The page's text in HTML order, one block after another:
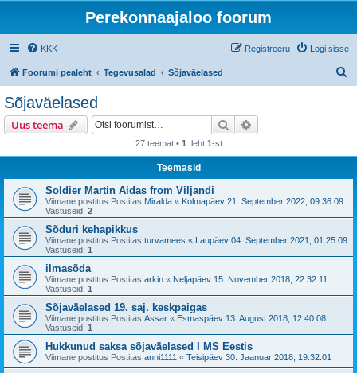
Perekonnaajaloo foorum
KKK Logi sisse
Registreeru
Foorumi pealeht Tegevusalad Sõjaväelased
Sõjaväelased
Uus teema Otsi
27 teemat • 1 . leht 1-st
Teemasid
Soldier Martin Aidas from Viljandi
Viimane postitus Postitas Miralda « Kolmapäev 21. September 2022, 09:36:09
Vastuseid: 2
Sõduri kehapikkus
Viimane postitus Postitas turvamees « Laupäev 04. September 2021, 01:25:09
Vastuseid: 1
ilmasõda
Viimane postitus Postitas arkin « Neljapäev 15. November 2018, 22:32:11
Vastuseid: 1
Sõjaväelased 19. saj. keskpaigas
Viimane postitus Postitas Assar « Esmaspäev 13. August 2018, 12:40:08
Vastuseid: 1
Hukkunud saksa sõjaväelased I MS Eestis
Viimane postitus Postitas anni1111 « Teisipäev 30. Jaanuar 2018, 19:32:01